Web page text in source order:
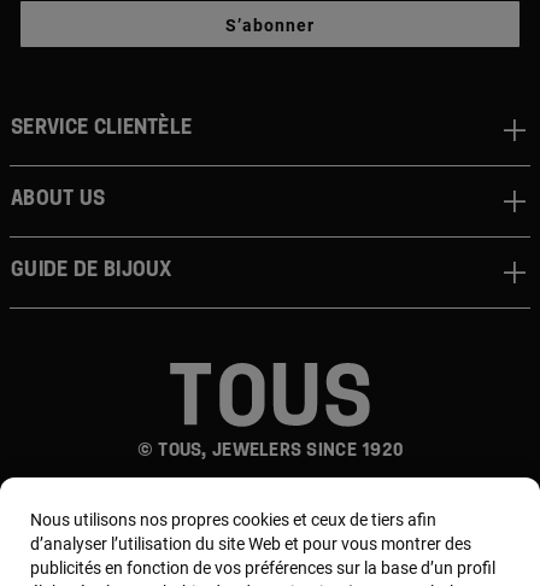
S’abonner
© TOUS, JEWELERS SINCE 1920
Service clientèle
About us
Guide de bijoux
Nous utilisons nos propres cookies et ceux de tiers afin
d’analyser l’utilisation du site Web et pour vous montrer des
publicités en fonction de vos préférences sur la base d’un profil